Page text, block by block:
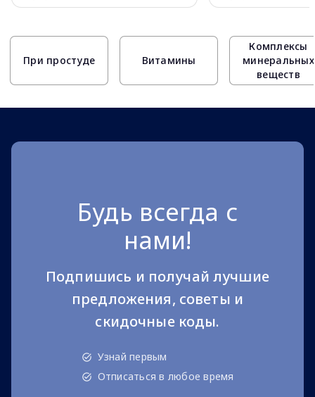
При простуде Витамины
Комплексы
минеральных
веществ
Будь всегда с
нами!
Подпишись и получай лучшие
предложения, советы и
скидочные коды.
Узнай первым
Отписаться в любое время